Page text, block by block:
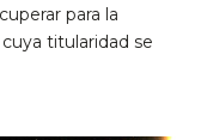
para la
titularidad se